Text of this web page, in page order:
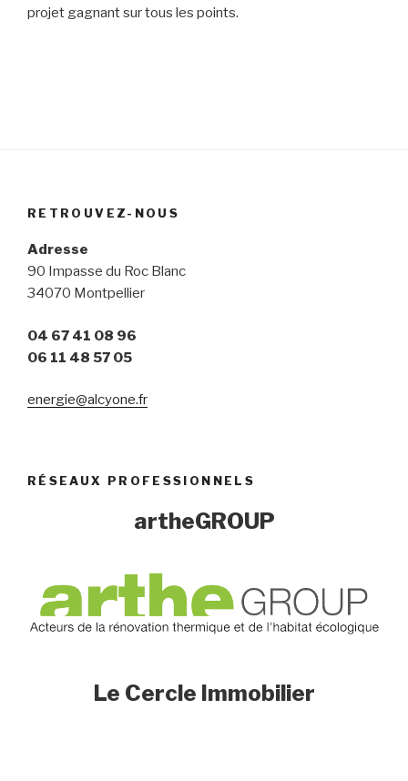
projet gagnant sur tous les points.
RETROUVEZ-NOUS
Adresse
90 Impasse du Roc Blanc
34070 Montpellier
04 67 41 08 96
06 11 48 57 05
energie@alcyone.fr
RÉSEAUX PROFESSIONNELS
artheGROUP
Le Cercle Immobilier